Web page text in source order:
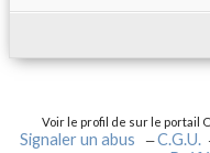
Voir le profil de sur le portail
Signaler un abus
C.G.U.